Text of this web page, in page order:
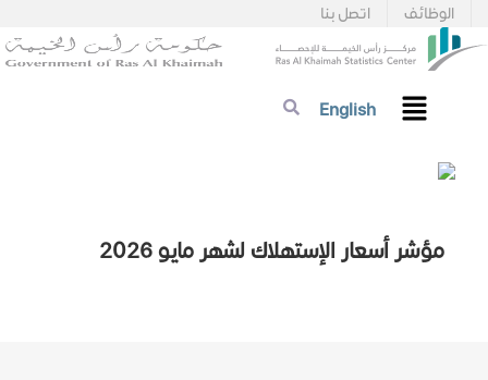
اتصل بنا الوظائف
English
مؤشر أسعار الإستهلاك لشهر مايو 2026